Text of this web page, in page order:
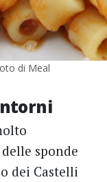
di Meal
sponde
dei Castelli